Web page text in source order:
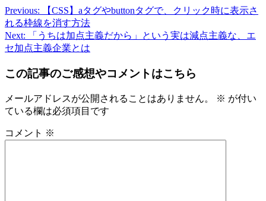
Previous:
【CSS】aタグやbuttonタグで、クリック時に表示さ
れる枠線を消す方法
Next:
「うちは加点主義だから」という実は減点主義な、エ
セ加点主義企業とは
この記事のご感想やコメントはこちら
メールアドレスが公開されることはありません。 ※ が付い
ている欄は必須項目です
コメント ※